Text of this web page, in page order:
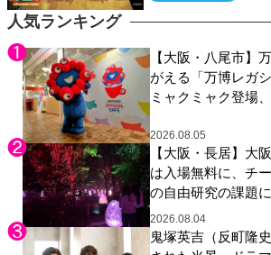
人気ランキング
【大阪・八尾市】
がえる「万博レガ
ミャクミャク登場
展示も
2026.08.05
【大阪・長居】大
は入場無料に、チ
の自由研究の課題
ガーデン 大阪」へ招
2026.08.04
鬼塚英吉（反町隆